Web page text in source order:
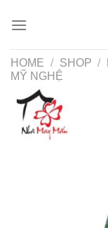
HOME / SHOP /
MỸ NGHỆ